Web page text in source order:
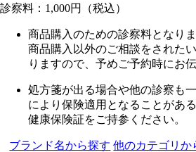
診察料：1,000円（税込）
商品購入のための診察料となりま
商品購入以外のご相談をされた
りますので、予めご予約時にお
処方箋が出る場合や他の診察も
により保険適用となることがある
健康保険証をご持参ください。
ブランド名から探す 他のカテゴリか